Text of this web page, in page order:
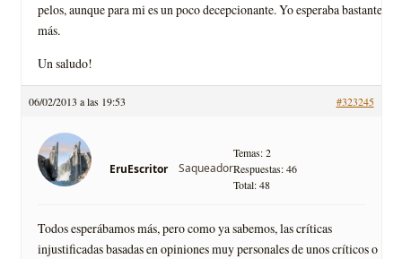
pelos, aunque para mi es un poco decepcionante. Yo esperaba bastante
más.
Un saludo!
06/02/2013 a las 19:53 #323245
EruEscritor Saqueador
Temas: 2
Respuestas: 46
Total: 48
Todos esperábamos más, pero como ya sabemos, las críticas
injustificadas basadas en opiniones muy personales de unos críticos o